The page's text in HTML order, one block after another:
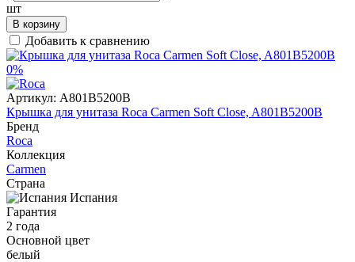
шт
В корзину
Добавить к сравнению
0%
Артикул: A801В5200В
Крышка для унитаза Roca Carmen Soft Close, A801В5200В
Бренд
Roca
Коллекция
Carmen
Страна
Испания
Гарантия
2 года
Основной цвет
белый